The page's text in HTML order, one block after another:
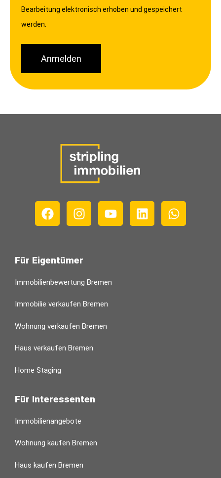
Bearbeitung elektronisch erhoben und gespeichert
werden.
Anmelden
Für Eigentümer
Immobilienbewertung Bremen
Immobilie verkaufen Bremen
Wohnung verkaufen Bremen
Haus verkaufen Bremen
Home Staging
Für Interessenten
Immobilienangebote
Wohnung kaufen Bremen
Haus kaufen Bremen